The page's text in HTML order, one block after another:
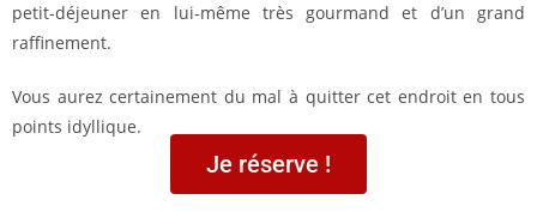
petit-déjeuner en lui-même très gourmand et d’un grand
raffinement.
Vous aurez certainement du mal à quitter cet endroit en tous
points idyllique.
Je réserve !